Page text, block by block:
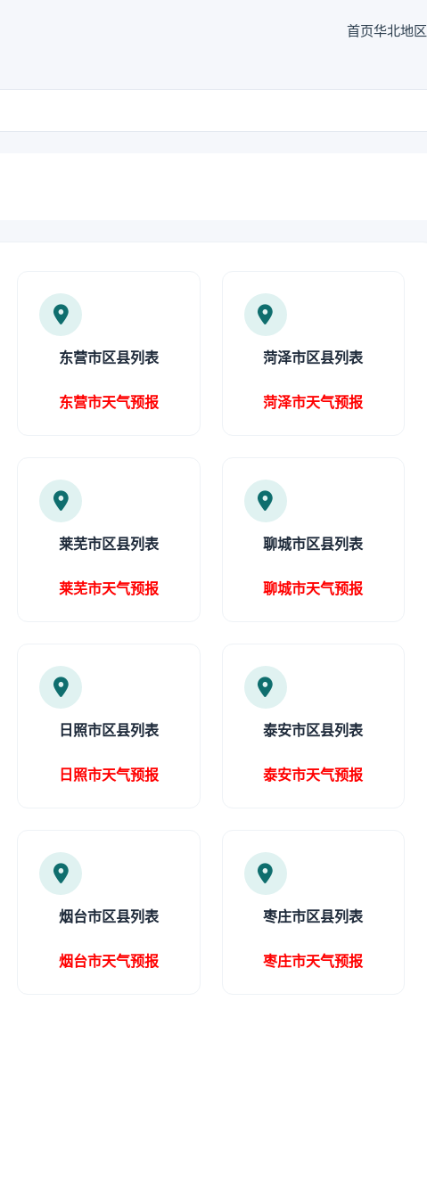
首页华北地区
东营市区县列表
东营市天气预报
菏泽市区县列表
菏泽市天气预报
莱芜市区县列表
莱芜市天气预报
聊城市区县列表
聊城市天气预报
日照市区县列表
日照市天气预报
泰安市区县列表
泰安市天气预报
烟台市区县列表
烟台市天气预报
枣庄市区县列表
枣庄市天气预报